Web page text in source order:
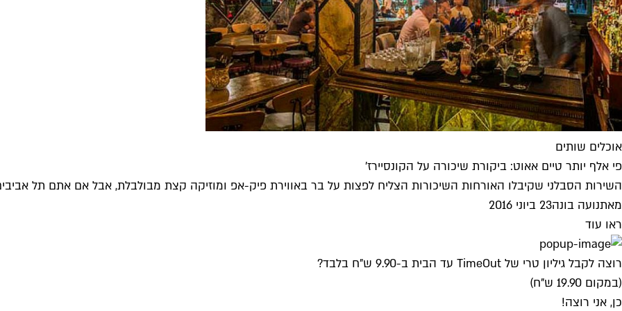
אוכלים שותים
פי אלף יותר טיים אאוט: ביקורת שיכורה על הקונסיירז'
השירות הסבלני שקיבלו האורחות השיכורות הצליח לפצות על בר באווירת פיק-אפ ומוזיקה קצת מבולבלת, אבל אם אתם תל אביבים
מאתנועה בונה23 ביוני 2016
ראו עוד
רוצה לקבל גיליון טרי של TimeOut עד הבית ב-9.90 ש"ח בלבד?
(במקום 19.90 ש"ח)
כן, אני רוצה!